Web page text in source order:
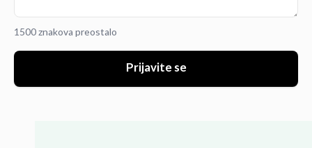
1500 znakova preostalo
Prijavite se